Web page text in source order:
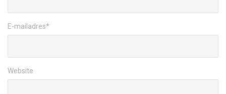
E-mailadres*
Website